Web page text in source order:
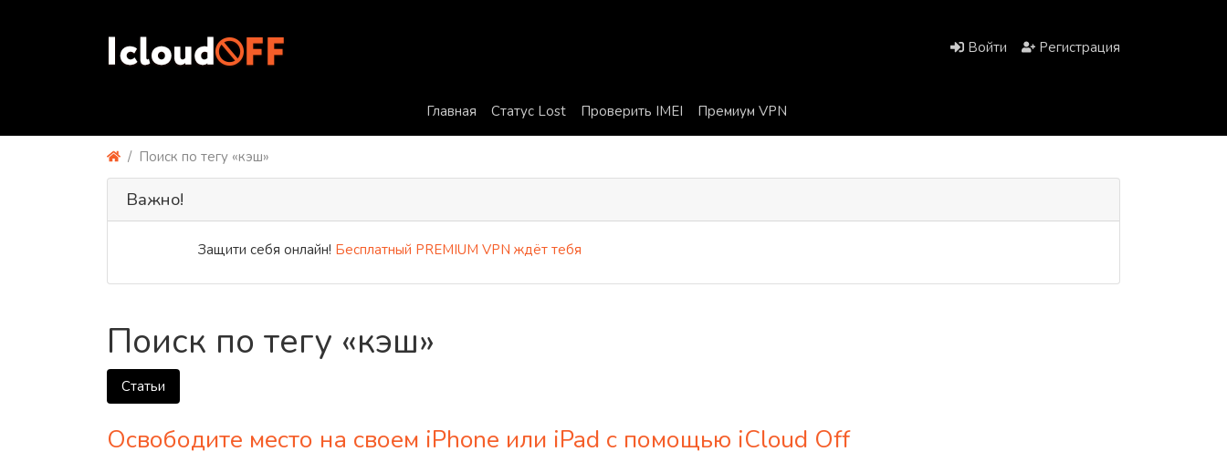
Войти Регистрация
Главная Статус Lost Проверить IMEI Премиум VPN
Поиск по тегу «кэш»
Важно!
Защити себя онлайн!Бесплатный PREMIUM VPN ждёт тебя
Поиск по тегу «кэш»
Статьи
Освободите место на своем iPhone или iPad с помощью iCloud Off